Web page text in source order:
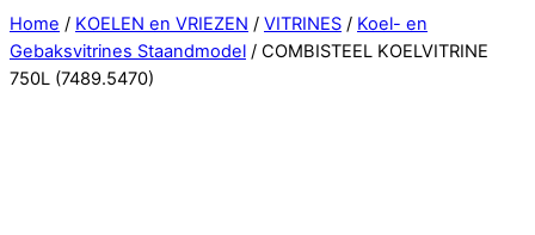
Close
Menu
Home / KOELEN en VRIEZEN / VITRINES / Koel- en
Gebaksvitrines Staandmodel / COMBISTEEL KOELVITRINE
750L (7489.5470)